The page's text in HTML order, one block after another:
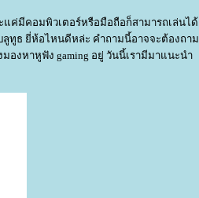
แค่มีคอมพิวเตอร์หรือมือถือก็สามารถเล่นได้
ลูทูธ ยี่ห้อไหนดีหล่ะ คำถามนี้อาจจะต้องถาม
องหาหูฟัง gaming อยู่ วันนี้เรามีมาแนะนำ